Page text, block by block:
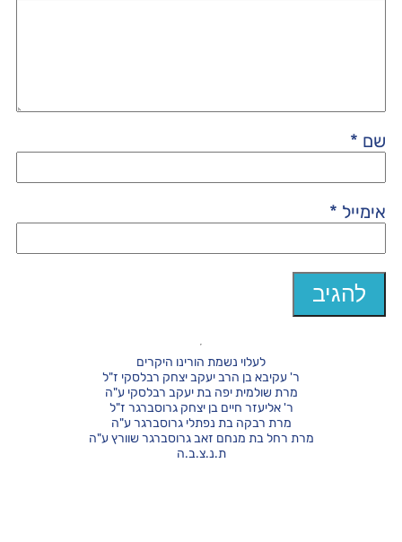
שם *
אימייל *
לעלוי נשמת הורינו היקרים
ר' עקיבא בן הרב יעקב יצחק רבלסקי ז"ל
מרת שולמית יפה בת יעקב רבלסקי ע"ה
ר' אליעזר חיים בן יצחק גרוסברגר ז"ל
מרת רבקה בת נפתלי גרוסברגר ע"ה
מרת רחל בת מנחם זאב גרוסברגר שוורץ ע"ה
ת.נ.צ.ב.ה